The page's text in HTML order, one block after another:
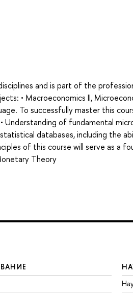
and is part of the
• Macroeconomics II,
To successfully master this
Understanding of fundamental
databases, including the
of this course will serve as a
Theory